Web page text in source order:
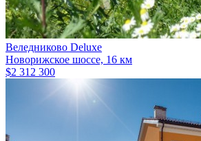
Веледниково Deluxe
Новорижское шоссе, 16 км
$2 312 300